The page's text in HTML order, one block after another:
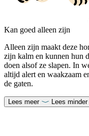
Kan goed alleen zijn
Alleen zijn maakt deze
zijn kalm en kunnen hun
doen alsof ze slapen. In
altijd alert en waakzaam
de gaten.
Lees meer Lees minder